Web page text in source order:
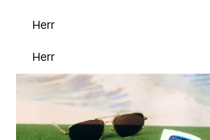
Herr
Herr